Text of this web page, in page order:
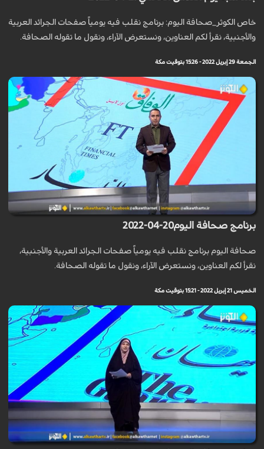
خاص الكوثر_صحافة اليوم: برنامج نقلب فيه يومياً صفحات الجرائد العربية
والأجنبية، نقرأ لكم العناوين، ونستعرض الآراء، ونقول ما تقوله الصحافة.
الجمعة 29 إبريل 2022 - 15:26 بتوقيت مكة
برنامج صحافة اليوم20-04-2022
صحافة اليوم برنامج نقلب فيه يومياً صفحات الجرائد العربية والأجنبية،
نقرأ لكم العناوين، ونستعرض الآراء، ونقول ما تقوله الصحافة.
الخميس 21 إبريل 2022 - 15:21 بتوقيت مكة